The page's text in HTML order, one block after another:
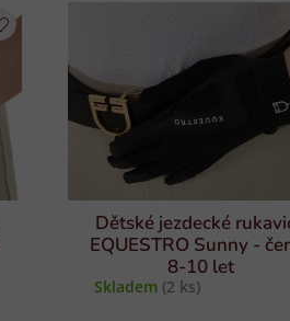
Dětské jezdecké
EQUESTRO Sunny -
8-10 let
Skladem (2 ks)